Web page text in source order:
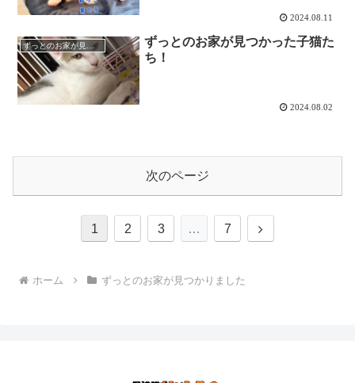
2024.08.11
ずっとのお家が見つかりました
ずっとのお家が見つかった子猫た
ち！
2024.08.02
次のページ
1 2 3 … 7
次
ホーム ずっとのお家が見つかりました